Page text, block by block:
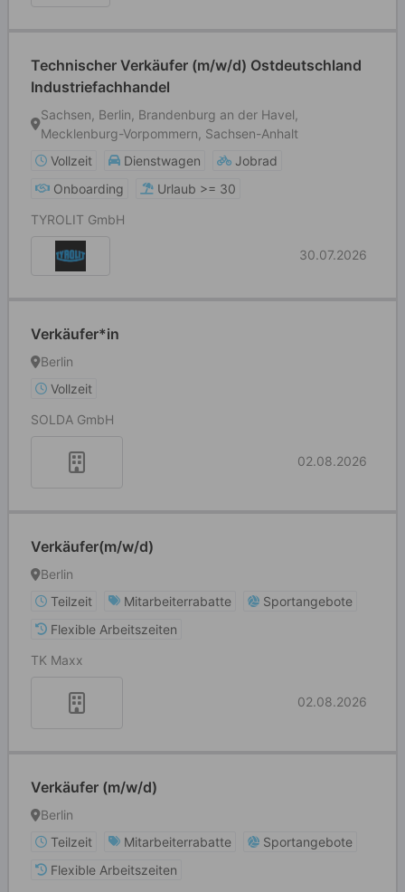
Technischer Verkäufer (m/w/d) Ostdeutschland
Industriefachhandel
Sachsen, Berlin, Brandenburg an der Havel,
Mecklenburg-Vorpommern, Sachsen-Anhalt
Vollzeit
Dienstwagen
Jobrad
Onboarding
Urlaub >= 30
TYROLIT GmbH
30.07.2026
Verkäufer*in
Berlin
Vollzeit
SOLDA GmbH
02.08.2026
Verkäufer(m/w/d)
Berlin
Teilzeit
Mitarbeiterrabatte
Sportangebote
Flexible Arbeitszeiten
TK Maxx
02.08.2026
Verkäufer (m/w/d)
Berlin
Teilzeit
Mitarbeiterrabatte
Sportangebote
Flexible Arbeitszeiten